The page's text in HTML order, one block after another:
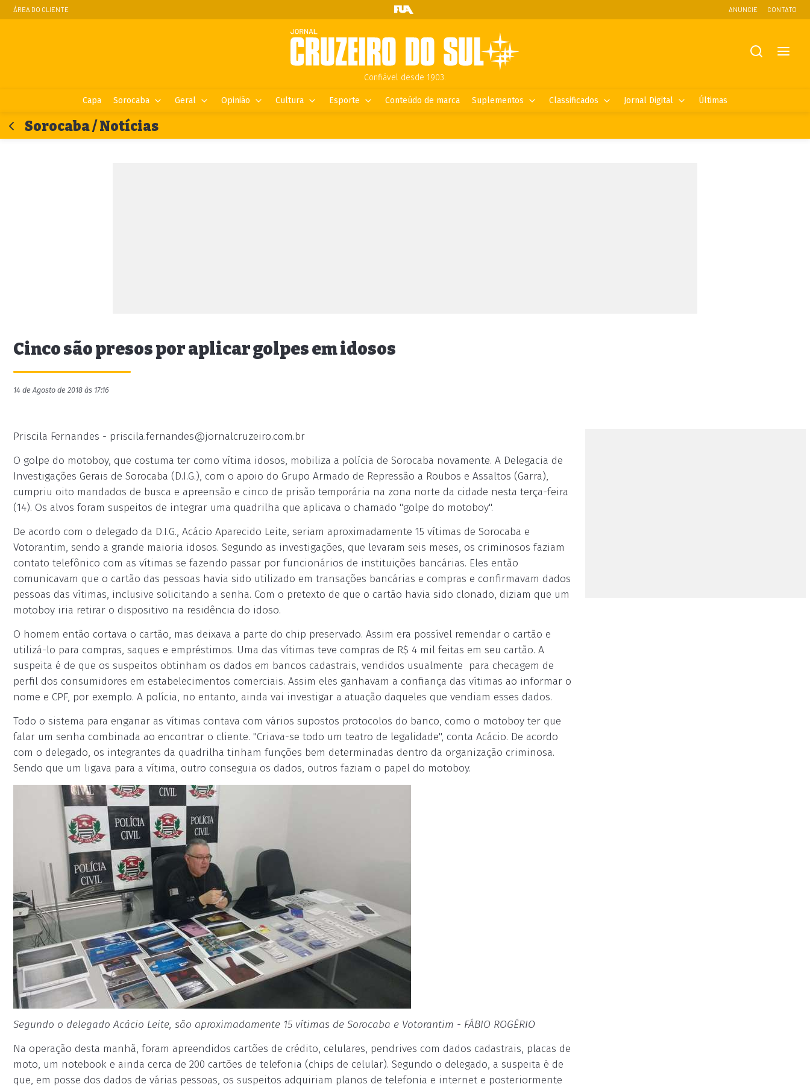
ÁREA DO CLIENTE ANUNCIE CONTATO
Confiável desde 1903.
Capa Sorocaba Geral Opinião Cultura Esporte Conteúdo de marca Suplementos Classificados Jornal Digital Últimas
Sorocaba / Notícias
Cinco são presos por aplicar golpes em idosos
14 de Agosto de 2018 às 17:16
Priscila Fernandes - priscila.fernandes@jornalcruzeiro.com.br
O golpe do motoboy, que costuma ter como vítima idosos, mobiliza a polícia de Sorocaba novamente. A Delegacia de
Investigações Gerais de Sorocaba (D.I.G.), com o apoio do Grupo Armado de Repressão a Roubos e Assaltos (Garra),
cumpriu oito mandados de busca e apreensão e cinco de prisão temporária na zona norte da cidade nesta terça-feira
(14). Os alvos foram suspeitos de integrar uma quadrilha que aplicava o chamado "golpe do motoboy".
De acordo com o delegado da D.I.G., Acácio Aparecido Leite, seriam aproximadamente 15 vítimas de Sorocaba e
Votorantim, sendo a grande maioria idosos. Segundo as investigações, que levaram seis meses, os criminosos faziam
contato telefônico com as vítimas se fazendo passar por funcionários de instituições bancárias. Eles então
comunicavam que o cartão das pessoas havia sido utilizado em transações bancárias e compras e confirmavam dados
pessoas das vítimas, inclusive solicitando a senha. Com o pretexto de que o cartão havia sido clonado, diziam que um
motoboy iria retirar o dispositivo na residência do idoso.
O homem então cortava o cartão, mas deixava a parte do chip preservado. Assim era possível remendar o cartão e
utilizá-lo para compras, saques e empréstimos. Uma das vítimas teve compras de R$ 4 mil feitas em seu cartão. A
suspeita é de que os suspeitos obtinham os dados em bancos cadastrais, vendidos usualmente para checagem de
perfil dos consumidores em estabelecimentos comerciais. Assim eles ganhavam a confiança das vítimas ao informar o
nome e CPF, por exemplo. A polícia, no entanto, ainda vai investigar a atuação daqueles que vendiam esses dados.
Todo o sistema para enganar as vítimas contava com vários supostos protocolos do banco, como o motoboy ter que
falar um senha combinada ao encontrar o cliente. "Criava-se todo um teatro de legalidade", conta Acácio. De acordo
com o delegado, os integrantes da quadrilha tinham funções bem determinadas dentro da organização criminosa.
Sendo que um ligava para a vítima, outro conseguia os dados, outros faziam o papel do motoboy.
Segundo o delegado Acácio Leite, são aproximadamente 15 vítimas de Sorocaba e Votorantim - FÁBIO ROGÉRIO
Na operação desta manhã, foram apreendidos cartões de crédito, celulares, pendrives com dados cadastrais, placas de
moto, um notebook e ainda cerca de 200 cartões de telefonia (chips de celular). Segundo o delegado, a suspeita é de
que, em posse dos dados de várias pessoas, os suspeitos adquiriam planos de telefonia e internet e posteriormente